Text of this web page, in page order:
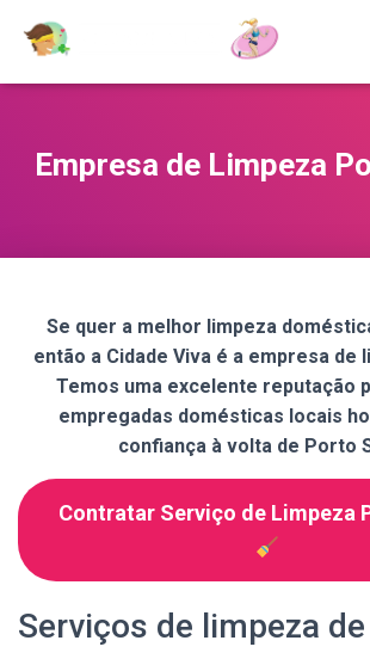
Empresa de Limpeza
Se quer a melhor limpeza
então a Cidade Viva é a empresa de
Temos uma excelente reputação
empregadas domésticas locais
confiança à volta de Porto
Contratar Serviço de Limpeza
Serviços de limpeza